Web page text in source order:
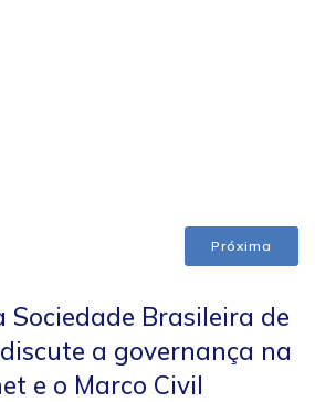
Próxima
Sociedade Brasileira de
a governança na
e o Marco Civil